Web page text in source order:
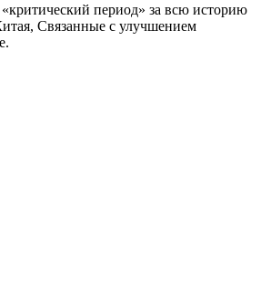
период» за всю историю
Связанные с улучшением